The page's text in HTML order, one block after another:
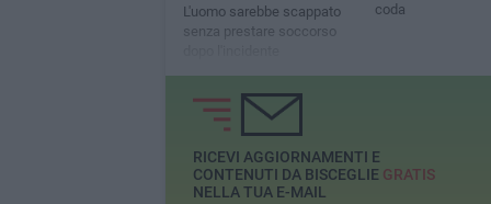
L'uomo sarebbe scappato
senza prestare soccorso
coda
RICEVI AGGIORNAMENTI E
CONTENUTI DA BISCEGLIE GRATIS
NELLA TUA E-MAIL